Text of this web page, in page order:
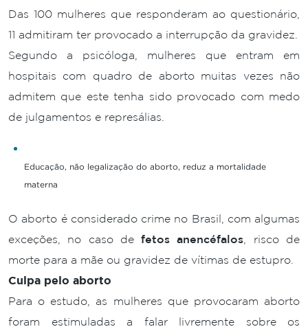
Das 100 mulheres que responderam ao questionário,
11 admitiram ter provocado a interrupção da gravidez.
Segundo a psicóloga, mulheres que entram em
hospitais com quadro de aborto muitas vezes não
admitem que este tenha sido provocado com medo
de julgamentos e represálias.
Educação, não legalização do aborto, reduz a mortalidade
materna
O aborto é considerado crime no Brasil, com algumas
exceções, no caso defetos anencéfalos , risco de
morte para a mãe ou gravidez de vítimas de estupro.
Culpa pelo aborto
Para o estudo, as mulheres que provocaram aborto
foram estimuladas a falar livremente sobre os